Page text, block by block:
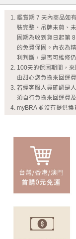
鑑賞期 7 天內商品如
裝完整、吊牌未剪、
固期為收到貨日起第
的免費保固。內衣為
利判斷，是否可維修
100天的保固期間，
由甜心您負擔來回運費
若經客服人員確認是
須自行負擔來回運費
myBRA 並沒有提供換